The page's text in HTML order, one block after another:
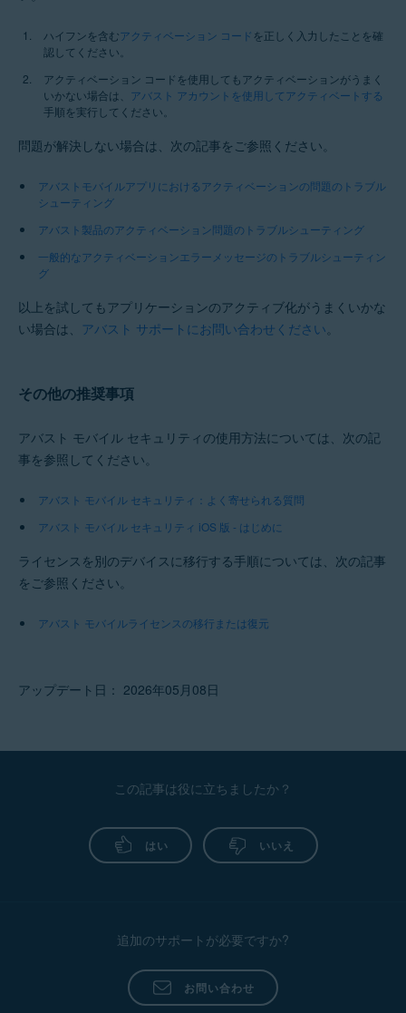
ハイフンを含むアクティベーション コード を正しく入力したことを確
認してください。
アクティベーション コードを使用してもアクティベーションがうまく
いかない場合は、 アバスト アカウントを使用してアクティベートする
手順を実行してください。
問題が解決しない場合は、次の記事をご参照ください。
アバストモバイルアプリにおけるアクティベーションの問題のトラブル
シューティング
アバスト製品のアクティベーション問題のトラブルシューティング
一般的なアクティベーションエラーメッセージのトラブルシューティン
グ
以上を試してもアプリケーションのアクティブ化がうまくいかな
い場合は、 アバスト サポートにお問い合わせください。
その他の推奨事項
アバスト モバイル セキュリティの使用方法については、次の記
事を参照してください。
アバスト モバイル セキュリティ：よく寄せられる質問
アバスト モバイル セキュリティ iOS 版 - はじめに
ライセンスを別のデバイスに移行する手順については、次の記事
をご参照ください。
アバスト モバイルライセンスの移行または復元
アップデート日： 2026年05月08日
この記事は役に立ちましたか？
はい いいえ
追加のサポートが必要ですか?
お問い合わせ